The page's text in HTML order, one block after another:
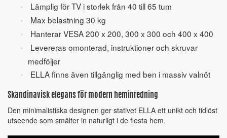
Lämplig för TV i storlek från 40 till 65 tum
Max belastning 30 kg
Hanterar VESA 200 x 200, 300 x 300 och 400 x 400
Levereras omonterad, instruktioner och skruvar
medföljer
ELLA finns även tillgänglig med ben i massiv valnöt
Skandinavisk elegans för modern heminredning
Den minimalistiska designen ger stativet ELLA ett unikt och tidlöst
utseende som smälter in naturligt i de flesta hem.